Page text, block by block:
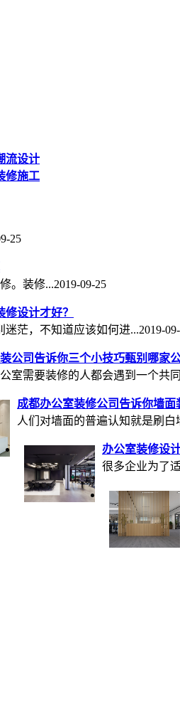
流设计
修施工
25
。装修...2019-09-25
设计才好？
茫，不知道应该如何进...2019-
公司告诉你三个小技巧甄别哪家
室需要装修的人都会遇到一个共
成都办公室装修公司告诉你墙面
人们对墙面的普遍认知就是刷
办公室装修设
很多企业为了